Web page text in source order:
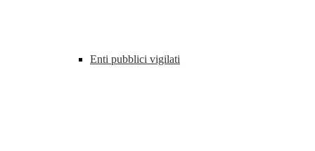
Enti pubblici vigilati